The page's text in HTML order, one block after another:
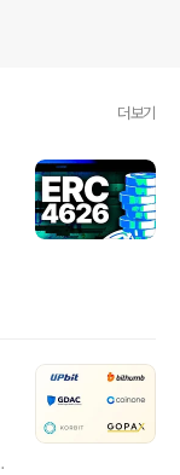
더보기